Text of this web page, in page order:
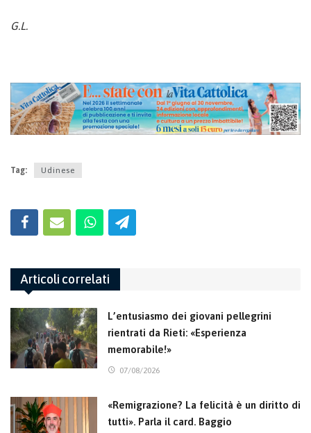
G.L.
Tag: Udinese
Articoli correlati
L’entusiasmo dei giovani pellegrini
rientrati da Rieti: «Esperienza
memorabile!»
07/08/2026
«Remigrazione? La felicità è un diritto di
tutti». Parla il card. Baggio